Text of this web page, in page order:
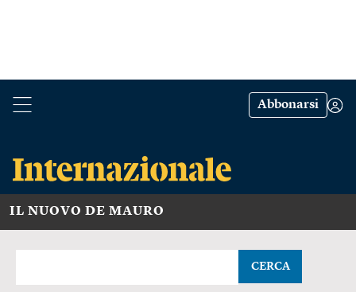
Abbonarsi
IL NUOVO DE MAURO
CERCA